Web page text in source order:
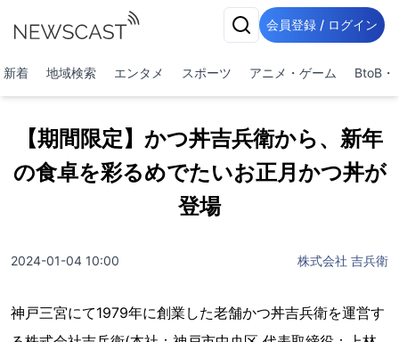
会員登録 / ログイン
新着 地域検索 エンタメ スポーツ アニメ・ゲーム BtoB・
【期間限定】かつ丼吉兵衛から、新年
の食卓を彩るめでたいお正月かつ丼が
登場
2024-01-04 10:00 株式会社 吉兵衛
神戸三宮にて1979年に創業した老舗かつ丼吉兵衛を運営す